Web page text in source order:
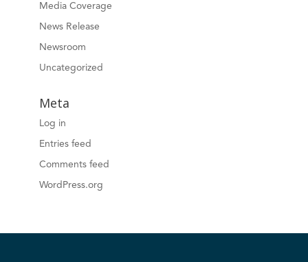
Media Coverage
News Release
Newsroom
Uncategorized
Meta
Log in
Entries feed
Comments feed
WordPress.org